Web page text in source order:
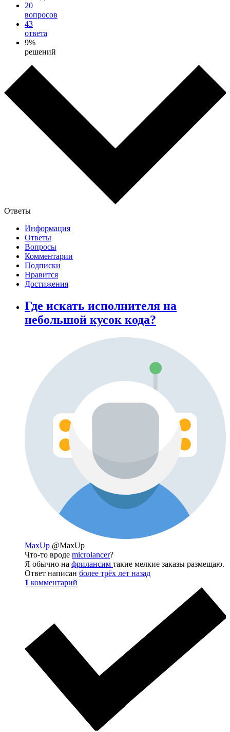
20
вопросов
43
ответа
9%
решений
Ответы
Информация
Ответы
Вопросы
Комментарии
Подписки
Нравится
Достижения
Где искать исполнителя на
небольшой кусок кода?
MaxUp @MaxUp
Что-то вроде microlancer?
Я обычно на фрилансим такие мелкие заказы размещаю.
Ответ написан более трёх лет назад
1 комментарий